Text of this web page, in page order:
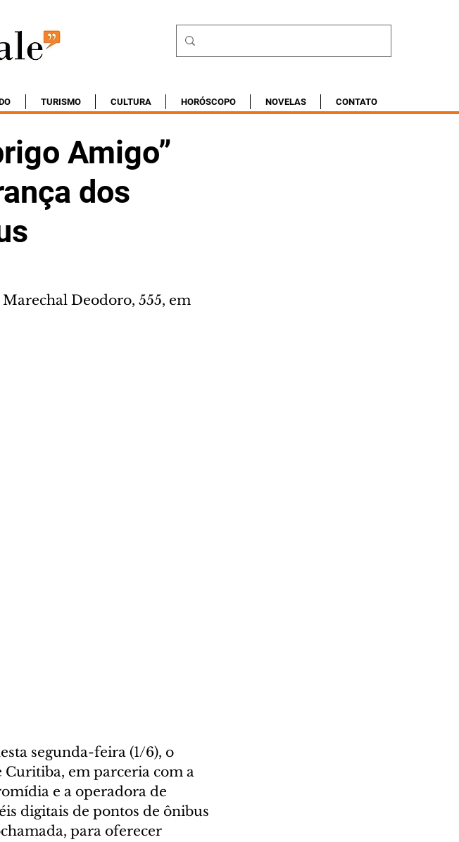
TURISMO CULTURA HORÓSCOPO NOVELAS CONTATO
Amigo”
dos
Deodoro, 555, em
segunda-feira (1/6), o
em parceria com a
e a operadora de
digitais de pontos de ônibus
para oferecer